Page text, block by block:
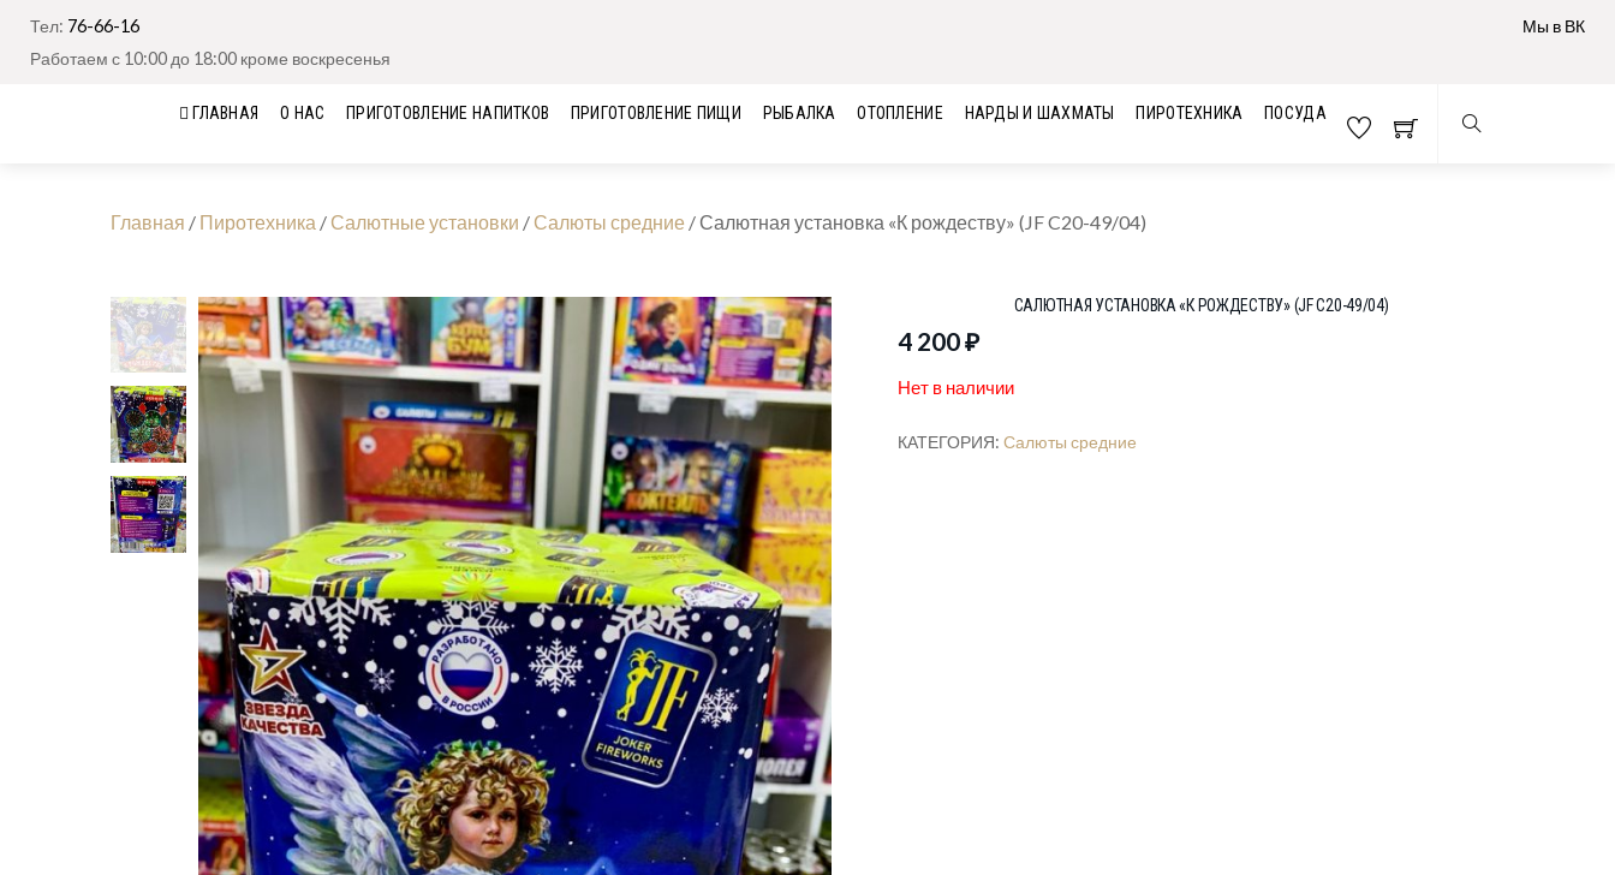
Тел: 76-66-16
Работаем с 10:00 до 18:00 кроме воскресенья
Мы в ВК
ГЛАВНАЯ О НАС ПРИГОТОВЛЕНИЕ НАПИТКОВ ПРИГОТОВЛЕНИЕ ПИЩИ РЫБАЛКА ОТОПЛЕНИЕ НАРДЫ И ШАХМАТЫ ПИРОТЕХНИКА ПОСУДА
Главная / Пиротехника / Салютные установки / Салюты средние /Салютная установка «К рождеству» (JF C20-49/04)
САЛЮТНАЯ УСТАНОВКА «К РОЖДЕСТВУ» (JF C20-49/04)
4 200₽
Нет в наличии
КАТЕГОРИЯ:Салюты средние